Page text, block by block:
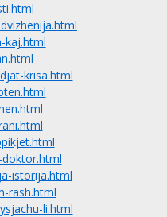
kaj.html
krisa.html
istorija.html
rash.html
li.html